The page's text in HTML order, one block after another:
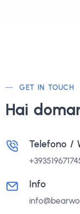
GET IN TOUCH
Hai
Telefono /
Info